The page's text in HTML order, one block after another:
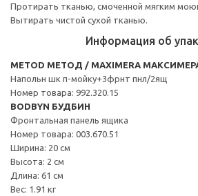
Протирать тканью, смоченной мягким
Вытирать чистой сухой тканью.
Информация об
METOD МЕТОД / MAXIMERA
Напольн шк п-мойку+3фрнт пнл/2ящ
Номер товара: 992.320.15
BODBYN БУДБИН
Фронтальная панель ящика
Номер товара: 003.670.51
Ширина: 20 см
Высота: 2 см
Длина: 61 см
Вес: 1.91 кг